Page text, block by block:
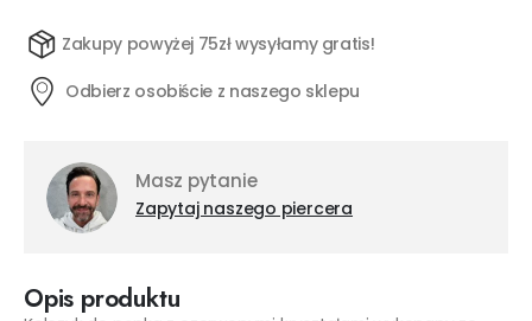
Zakupy powyżej 75zł wysyłamy gratis!
Odbierz osobiście z naszego sklepu
Masz pytanie
Zapytaj naszego piercera
Opis produktu